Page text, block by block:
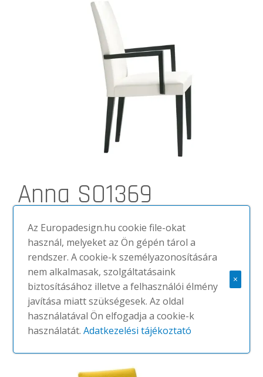
Anna SO1369
Armchair with upholstered seat and backrest and
solid beech wood frame. Low back, Wider
version.
MEGNÉZEM
Az Europadesign.hu cookie file-okat
használ, melyeket az Ön gépén tárol a
rendszer. A cookie-k személyazonosítására
nem alkalmasak, szolgáltatásaink
biztosításához illetve a felhasználói élmény
javítása miatt szükségesek. Az oldal
használatával Ön elfogadja a cookie-k
használatát.Adatkezelési tájékoztató
×